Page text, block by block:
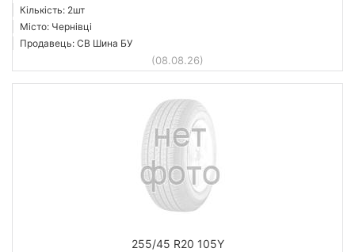
Кількість: 2шт
Місто: Чернівці
Продавець: СВ Шина БУ
(08.08.26)
255/45 R20 105Y